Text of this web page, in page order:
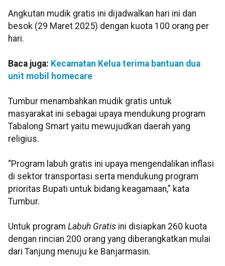
Angkutan mudik gratis ini dijadwalkan hari ini dan
besok (29 Maret 2025) dengan kuota 100 orang per
hari.
Baca juga: Kecamatan Kelua terima bantuan dua
unit mobil homecare
Tumbur menambahkan mudik gratis untuk
masyarakat ini sebagai upaya mendukung program
Tabalong Smart yaitu mewujudkan daerah yang
religius.
“Program labuh gratis ini upaya mengendalikan inflasi
di sektor transportasi serta mendukung program
prioritas Bupati untuk bidang keagamaan,” kata
Tumbur.
Untuk program Labuh Gratis ini disiapkan 260 kuota
dengan rincian 200 orang yang diberangkatkan mulai
dari Tanjung menuju ke Banjarmasin.